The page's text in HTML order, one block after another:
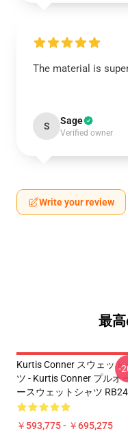
The material is
S Sage
Verified owner
Write your review
最
Kurtis Conner スウェット
ツ - Kurtis Conner プルオ
ースウェットシャツ
￥593,775 - ￥695,275
-